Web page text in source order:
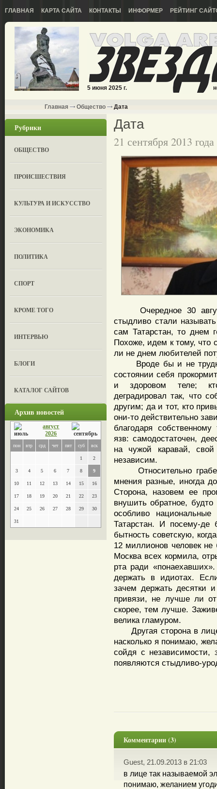
ГЛАВНАЯ КАРТА САЙТА КОНТАКТЫ ИНФОРМЕР РЕЙТИНГ
5 июня 2025 г.
Главная Общество Дата
Рубрики
ОБЩЕСТВО
ПРОИСШЕСТВИЯ
КУЛЬТУРА И ИСКУССТВО
ЭКОНОМИКА
ПОЛИТИКА
СПОРТ
КРОМЕ ТОГО
ИНТЕРВЬЮ
БЛОГИ
КАТАЛОГ САЙТОВ
Архив новостей
август
2026
пон втр срд чет пят суб вск
1 2
3 4 5 6 7 8 9
10 11 12 13 14 15 16
17 18 19 20 21 22 23
24 25 26 27 28 29 30
31
Дата
21 сентября 2013 года
Очередное 30
стыдливо стали
сам Татарстан, то днем
Похоже, идем к тому, что
ли не днем любителей
Вроде бы и не трудно
состоянии себя
и здоровом теле;
деградировал так, что
другим; да и тот, кто
они-то действительно
благодаря
язв: самодостаточен,
на чужой каравай,
независим.
Относительно
мнения разные, иногда
Сторона, назовем ее
внушить обратное,
особливо
Татарстан. И посему-
бытность советскую,
12 миллионов человек
Москва всех кормила,
рта ради
держать в идиотах.
зачем держать десятки
привязи, не лучше ли
скорее, тем лучше.
велика гламуром.
Другая сторона в лице
насколько я понимаю,
сойдя с независимости,
появляются стыдливо-
Комментарии (3)
Guest, 21.09.2013 в 21:03
в лице так называемой
понимаю, желанием